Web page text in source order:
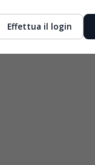
Effettua il login